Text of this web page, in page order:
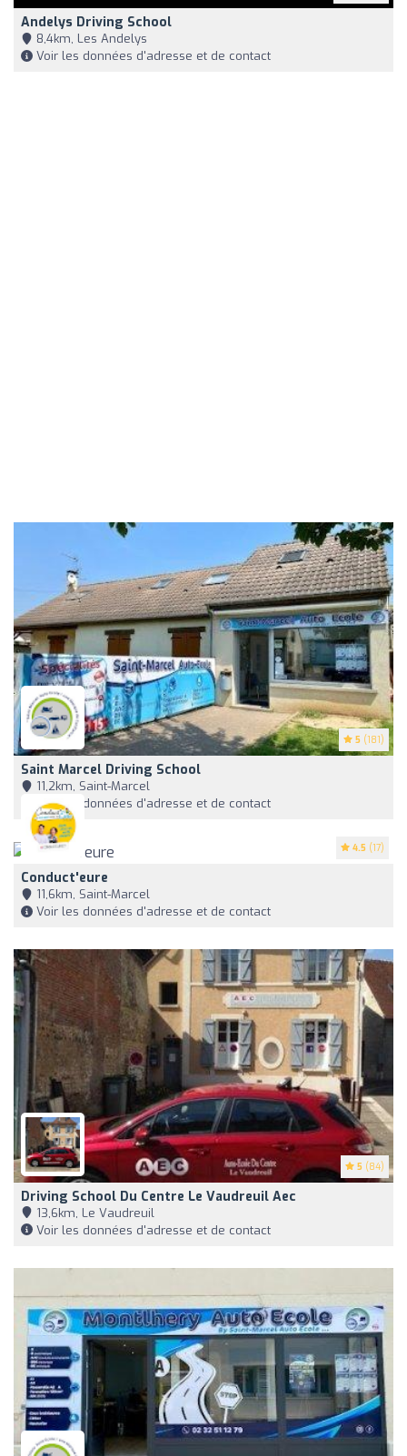
Andelys Driving School
8,4km, Les Andelys
Voir les données d'adresse et de contact
5 (181)
Saint Marcel Driving School
11,2km, Saint-Marcel
Voir les données d'adresse et de contact
4.5 (17)
Conduct'eure
11,6km, Saint-Marcel
Voir les données d'adresse et de contact
5 (84)
Driving School Du Centre Le Vaudreuil Aec
13,6km, Le Vaudreuil
Voir les données d'adresse et de contact